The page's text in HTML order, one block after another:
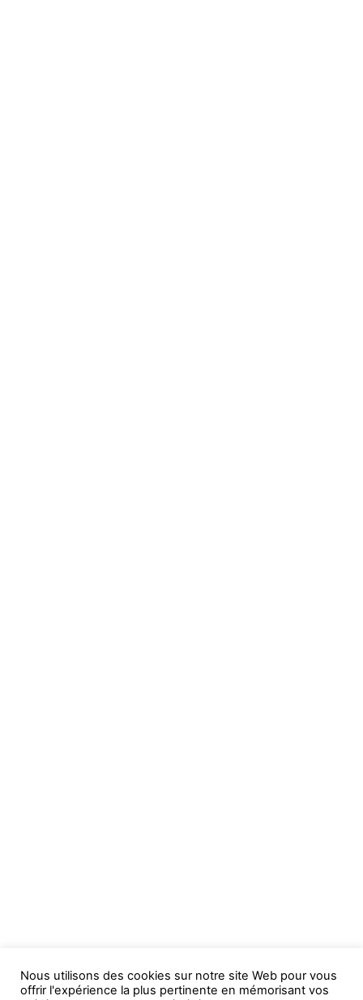
Nous utilisons des cookies sur notre site Web pour vous
offrir l'expérience la plus pertinente en mémorisant vos